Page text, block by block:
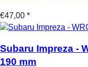
€47,00 *
Subaru Impreza -
190 mm